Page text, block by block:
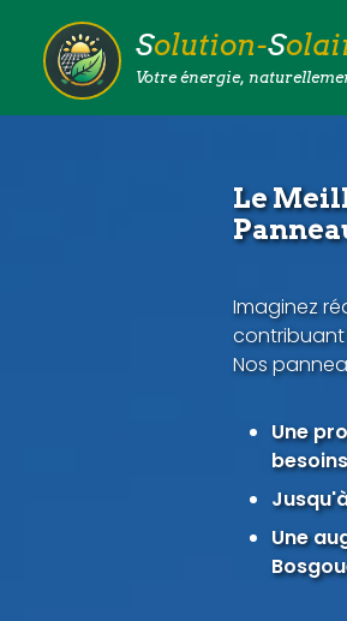
Solution-S
Votre énergie,
Le
Imaginez
contribuant
Nos
Une
besoins
Une